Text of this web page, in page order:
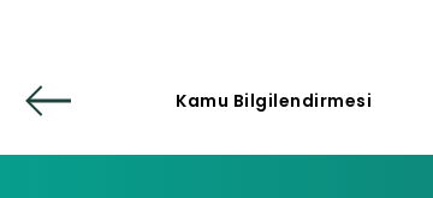
Kamu Bilgilendirmesi